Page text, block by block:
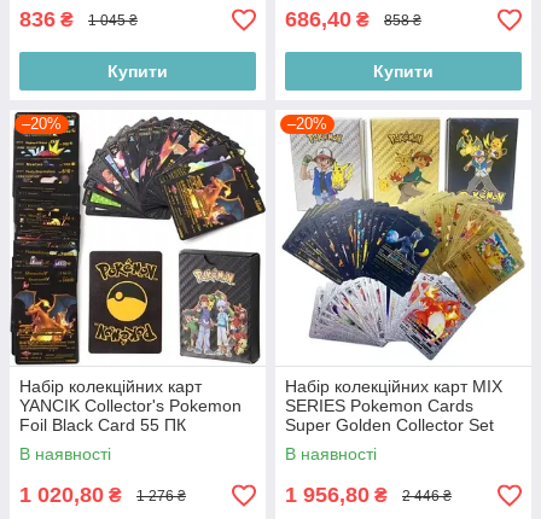
836 ₴ 1 045 ₴
Купити
686,40 ₴ 858 ₴
Купити
–20%
Набір колекційних карт
YANCIK Collector's Pokemon
Foil Black Card 55 ПК
В наявності
1 020,80 ₴ 1 276 ₴
–20%
Набір колекційних карт MIX
SERIES Pokemon Cards
Super Golden Collector Set
В наявності
1 956,80 ₴ 2 446 ₴